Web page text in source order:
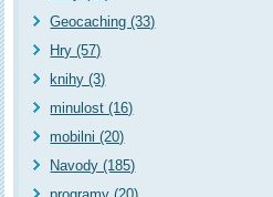
Geocaching (33)
Hry (57)
knihy (3)
minulost (16)
mobilni (20)
Navody (185)